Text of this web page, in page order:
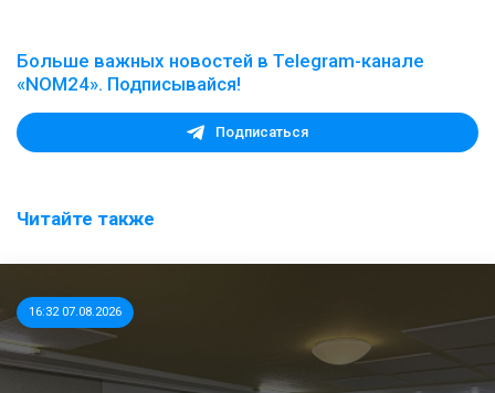
Больше важных новостей в Telegram-канале
«NOM24». Подписывайся!
Подписаться
Читайте также
16:32 07.08.2026